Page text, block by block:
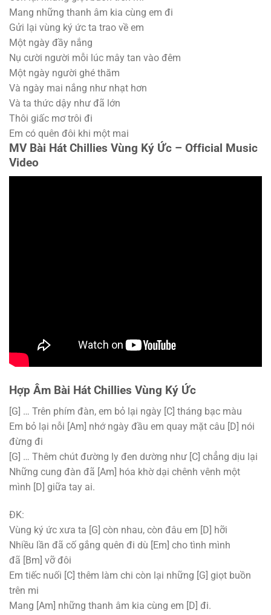
Mang những thanh âm kia cùng em đi
Gửi lại vùng ký ức ta trao về em
Một ngày đầy nắng
Nụ cười người mỗi lúc mây tan vào đêm
Một ngày người ghé thăm
Và ngày mai nắng như nhạt hơn
Và ta thức dậy như đã lớn
Thôi giấc mơ trôi đi
Em có quên đôi khi một mai
MV Bài Hát Chillies Vùng Ký Ức – Official Music
Video
Hợp Âm Bài Hát Chillies Vùng Ký Ức
[G] … Trên phím đàn, em bỏ lại ngày [C] tháng bạc màu
Em bỏ lại nỗi [Am] nhớ ngày đầu em quay mặt câu [D] nói
đừng đi
[G] … Thêm chút đường ly đen dường như [C] chẳng dịu lại
Những cung đàn đã [Am] hóa khờ dại chênh vênh một
mình [D] giữa tay ai.
ĐK:
Vùng ký ức xưa ta [G] còn nhau, còn đâu em [D] hỡi
Nhiều lần đã cố gắng quên đi dù [Em] cho tình mình
đã [Bm] vỡ đôi
Em tiếc nuối [C] thêm làm chi còn lại những [G] giọt buồn
trên mi
Mang [Am] những thanh âm kia cùng em [D] đi.